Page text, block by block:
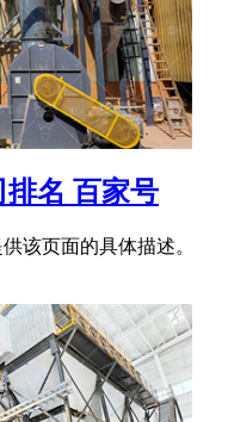
名 百家号
该页面的具体描述。